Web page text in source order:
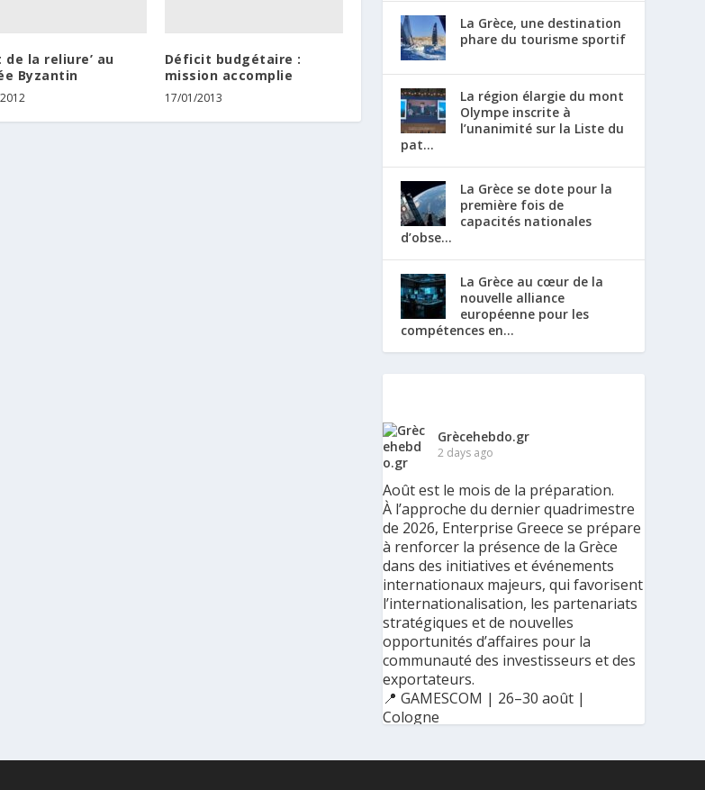
de la reliure’ au
Byzantin
Déficit budgétaire :
mission accomplie
17/01/2013
La Grèce, une destination
phare du tourisme sportif
La région élargie du mont
Olympe inscrite à
l’unanimité sur la Liste du
pat...
La Grèce se dote pour la
première fois de
capacités nationales
d’obse...
La Grèce au cœur de la
nouvelle alliance
européenne pour les
compétences en...
Grècehebdo.gr
2 days ago
Août est le mois de la préparation.
À l’approche du dernier quadrimestre
de 2026, Enterprise Greece se prépare
à renforcer la présence de la Grèce
dans des initiatives et événements
internationaux majeurs, qui favorisent
l’internationalisation, les partenariats
stratégiques et de nouvelles
opportunités d’affaires pour la
communauté des investisseurs et des
exportateurs.
📍 GAMESCOM | 26–30 août |
Cologne